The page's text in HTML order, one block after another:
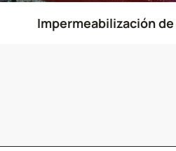
Impermeabilización